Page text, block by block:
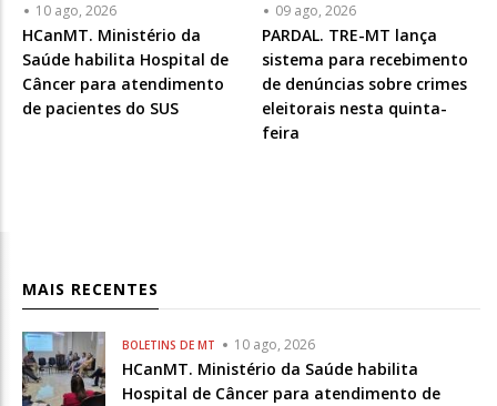
10 ago, 2026
HCanMT. Ministério da
Saúde habilita Hospital de
Câncer para atendimento
de pacientes do SUS
09 ago, 2026
PARDAL. TRE-MT lança
sistema para recebimento
de denúncias sobre crimes
eleitorais nesta quinta-
feira
MAIS RECENTES
BOLETINS DE MT 10 ago, 2026
HCanMT. Ministério da Saúde habilita
Hospital de Câncer para atendimento de